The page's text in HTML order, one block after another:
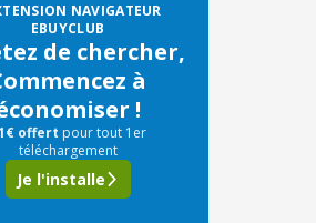
NAVIGATEUR
EBUYCLUB
de chercher,
à
!
offert pour tout 1er
téléchargement
Je l'installe